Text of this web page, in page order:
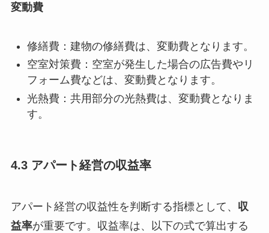
変動費
修繕費：建物の修繕費は、変動費となります。
空室対策費：空室が発生した場合の広告費やリ
フォーム費などは、変動費となります。
光熱費：共用部分の光熱費は、変動費となりま
す。
4.3 アパート経営の収益率
アパート経営の収益性を判断する指標として、 収
益率が重要です。収益率は、以下の式で算出する